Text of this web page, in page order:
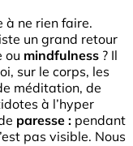
à ne rien faire.
un grand retour
ou mindfulness ? Il
sur le corps, les
méditation, de
à l’hyper
paresse : pendant
pas visible. Nous